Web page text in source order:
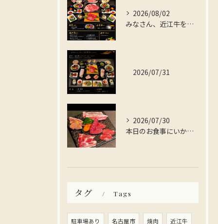
2026/08/02
みなさん、近江牛を存分に楽しんでみませんか？
2026/07/31
2026/07/30
本日のお食事にいかがですか？
タグ Tags
駐車場あり 名古屋市 焼肉 近江牛